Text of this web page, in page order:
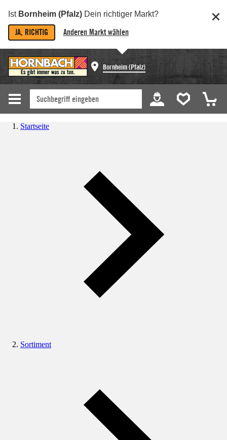
Ist Bornheim (Pfalz) Dein richtiger Markt?
JA, RICHTIG Anderen Markt wählen
Bornheim (Pfalz)
Startseite
Sortiment